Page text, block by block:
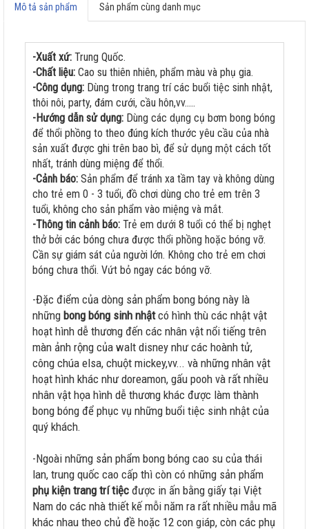
Mô tả sản phẩm Sản phẩm cùng danh mục
-Xuất xứ: Trung Quốc.
-Chất liệu: Cao su thiên nhiên, phẩm màu và phụ gia.
-Công dụng: Dùng trong trang trí các buổi tiệc sinh nhật,
thôi nôi, party, đám cưới, cầu hôn,vv.....
-Hướng dẫn sử dụng: Dùng các dụng cụ bơm bong bóng
để thổi phồng to theo đúng kích thước yêu cầu của nhà
sản xuất được ghi trên bao bì, để sử dụng một cách tốt
nhất, tránh dùng miệng để thổi.
-Cảnh báo: Sản phẩm để tránh xa tầm tay và không dùng
cho trẻ em 0 - 3 tuổi, đồ chơi dùng cho trẻ em trên 3
tuổi, không cho sản phẩm vào miệng và mắt.
-Thông tin cảnh báo: Trẻ em dưới 8 tuổi có thể bị nghẹt
thở bởi các bóng chưa được thổi phồng hoặc bóng vỡ.
Cần sự giám sát của người lớn. Không cho trẻ em chơi
bóng chưa thổi. Vứt bỏ ngay các bóng vỡ.
-Đặc điểm của dòng sản phẩm bong bóng này là
những bong bóng sinh nhậtcó hình thù các nhật vật
hoạt hình dễ thương đến các nhân vật nổi tiếng trên
màn ảnh rộng của walt disney như các hoành tử,
công chúa elsa, chuột mickey,vv... và những nhân vật
hoạt hình khác như doreamon, gấu pooh và rất nhiều
nhân vật họa hình dễ thương khác được làm thành
bong bóng để phục vụ những buổi tiệc sinh nhật của
quý khách.
-Ngoài những sản phẩm bong bóng cao su của thái
lan, trung quốc cao cấp thì còn có những sản phẩm
phụ kiện trang trí tiệc được in ấn bằng giấy tại Việt
Nam do các nhà thiết kế mỗi năm ra rất nhiều mẫu mã
khác nhau theo chủ đề hoặc 12 con giáp, còn các phụ